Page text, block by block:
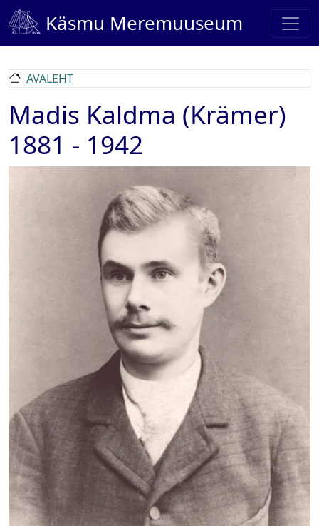
Liigu edasi põhisisu juurde
Käsmu Meremuuseum
AVALEHT
Madis Kaldma (Krämer)
1881 - 1942